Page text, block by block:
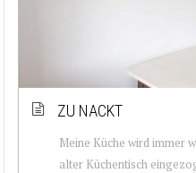
ZU NACKT
Meine Küche wird immer
alter Küchentisch